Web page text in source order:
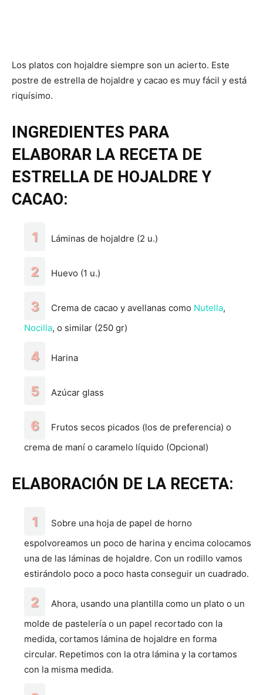
Los platos con hojaldre siempre son un acierto. Este
postre de estrella de hojaldre y cacao es muy fácil y está
riquísimo.
INGREDIENTES PARA
ELABORAR LA RECETA DE
ESTRELLA DE HOJALDRE Y
CACAO:
Láminas de hojaldre (2 u.)
Huevo (1 u.)
Crema de cacao y avellanas como Nutella,
Nocilla, o similar (250 gr)
Harina
Azúcar glass
Frutos secos picados (los de preferencia) o
crema de maní o caramelo líquido (Opcional)
ELABORACIÓN DE LA RECETA:
Sobre una hoja de papel de horno
espolvoreamos un poco de harina y encima colocamos
una de las láminas de hojaldre. Con un rodillo vamos
estirándolo poco a poco hasta conseguir un cuadrado.
Ahora, usando una plantilla como un plato o un
molde de pastelería o un papel recortado con la
medida, cortamos lámina de hojaldre en forma
circular. Repetimos con la otra lámina y la cortamos
con la misma medida.